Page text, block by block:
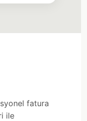
fatura
ile